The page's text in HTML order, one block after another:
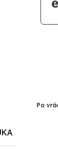
Po